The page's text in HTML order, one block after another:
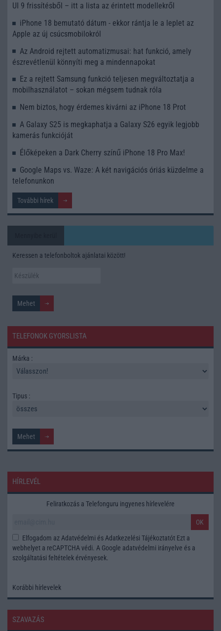
UI 9 frissítésből – itt a lista az érintett modellekről
iPhone 18 bemutató dátum - ekkor rántja le a leplet az
Apple az új csúcsmobilokról
Az Android rejtett automatizmusai: hat funkció, amely
észrevétlenül könnyíti meg a mindennapokat
Ez a rejtett Samsung funkció teljesen megváltoztatja a
mobilhasználatot – sokan mégsem tudnak róla
Nem biztos, hogy érdemes kivárni az iPhone 18 Prot
A Galaxy S25 is megkaphatja a Galaxy S26 egyik legjobb
kamerás funkcióját
Élőképeken a Dark Cherry színű iPhone 18 Pro Max!
Google Maps vs. Waze: A két navigációs óriás küzdelme a
telefonunkon
További hírek
Keressen a telefonboltok ajánlatai között!
TELEFONOK GYORSLISTA
Márka :
Tipus :
HÍRLEVÉL
Feliratkozás a Telefonguru ingyenes hírlevelére
OK
Elfogadom az Adatvédelmi és Adatkezelési Tájékoztatót Ezt a
webhelyet a reCAPTCHA védi. A Google adatvédelmi irányelve és a
szolgáltatási feltételek érvényesek.
Korábbi hírlevelek
SZAVAZÁS